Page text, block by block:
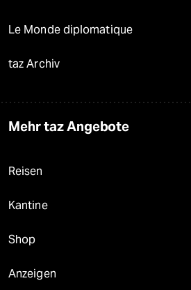
Le Monde diplomatique
taz Archiv
Mehr taz Angebote
Reisen
Kantine
Shop
Anzeigen